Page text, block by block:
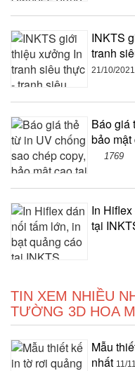
INKTS
tranh
21/10/2021
Báo giá
bảo
1769
In
tại
TIN XEM NHIỀU
TƯỜNG 3D HOA
Mẫu
nhất 11/